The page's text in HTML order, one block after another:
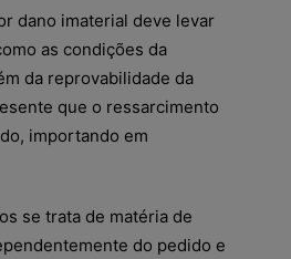
dano imaterial deve levar
as condições da
da reprovabilidade da
que o ressarcimento
importando em
se trata de matéria de
do pedido e